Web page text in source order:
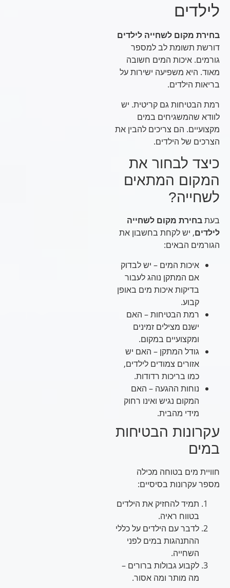
לילדים
בחירת מקום לשחייה לילדים
דורשת תשומת לב למספר
גורמים. איכות המים חשובה
מאוד. היא משפיעה ישירות על
בריאות הילדים.
רמת הבטיחות גם קריטית. יש
לוודא שהמשגיחים במים
מקצועיים. הם צריכים להבין את
הצרכים של הילדים.
כיצד לבחור את
המקום המתאים
לשחייה?
בעתבחירת מקום לשחייה
לילדים, יש לקחת בחשבון את
הגורמים הבאים:
איכות המים – יש לבדוק
אם המתקן נוהג לעבור
בדיקות איכות מים באופן
קבוע.
רמת הבטיחות – האם
ישנם מצילים זמינים
ומקצועיים במקום.
גודל המתקן – האם יש
אזורים צמודים לילדים,
כמו בריכות רדודות.
נוחות ההגעה – האם
המקום נגיש ואינו רחוק
מידי מהבית.
עקרונות הבטיחות
במים
חוויית מים בטוחה מכילה
מספר עקרונות בסיסיים:
תמיד להחזיק את הילדים
בטווח ראיה.
לדבר עם הילדים על כללי
ההתנהגות במים לפני
השחייה.
לקבוע גבולות ברורים –
מה מותר ומה אסור.